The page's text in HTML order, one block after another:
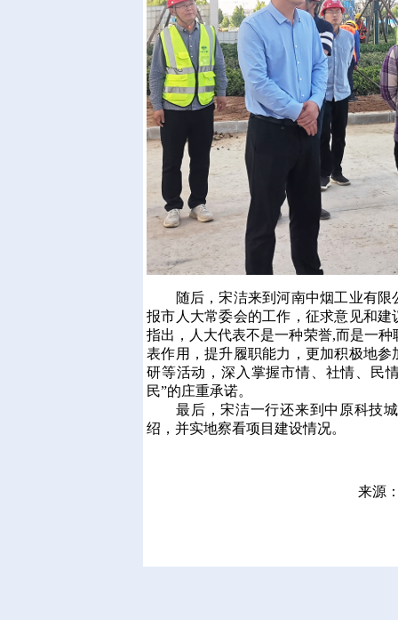
随后，宋洁来到河南中烟工业有限
报市人大常委会的工作，征求意见和
指出，人大代表不是一种荣誉,而是一
表作用，提升履职能力，更加积极地
研等活动，深入掌握市情、社情、民
民”的庄重承诺。
最后，宋洁一行还来到中原科技城
绍，并实地察看项目建设情况。
来源